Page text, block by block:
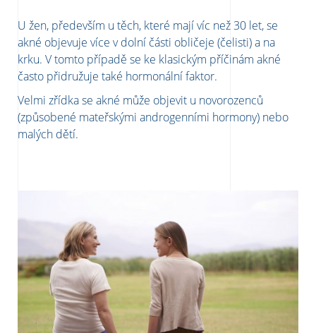
U žen, především u těch, které mají víc než 30 let, se
akné objevuje více v dolní části obličeje (čelisti) a na
krku. V tomto případě se ke klasickým příčinám akné
často přidružuje také hormonální faktor.
Velmi zřídka se akné může objevit u novorozenců
(způsobené mateřskými androgenními hormony) nebo
malých dětí.